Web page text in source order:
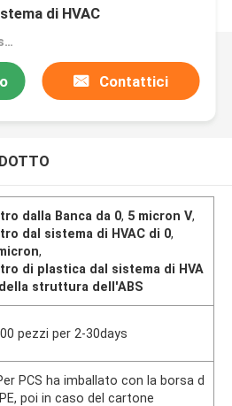
di HVAC
Prezzo：$62.35/pieces 1-49 pieces
Contattici
dalla Banca da 0, 5 micron V,
dal sistema di HVAC di 0,
,
di plastica dal sistema di HVA
struttura dell'ABS
pezzi per 2-30days
PCS ha imballato con la borsa d
poi in caso del cartone